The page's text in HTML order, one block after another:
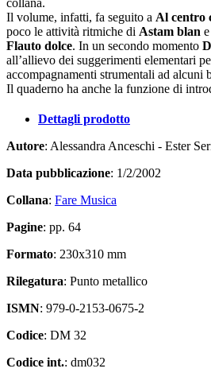
collana.
Il volume, infatti, fa seguito a Al centro
poco le attività ritmiche di Astam blan
Flauto dolce. In un secondo momento
all’allievo dei suggerimenti elementari
accompagnamenti strumentali ad alcuni
Il quaderno ha anche la funzione di
Dettagli prodotto
Autore: Alessandra Anceschi - Ester
Data pubblicazione: 1/2/2002
Collana: Fare Musica
Pagine: pp. 64
Formato: 230x310 mm
Rilegatura: Punto metallico
ISMN: 979-0-2153-0675-2
Codice: DM 32
Codice int.: dm032